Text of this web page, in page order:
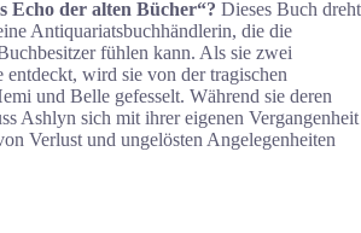
Echo der alten Bücher“? Dieses Buch dreht
Antiquariatsbuchhändlerin, die die
fühlen kann. Als sie zwei
wird sie von der tragischen
und Belle gefesselt. Während sie deren
Ashlyn sich mit ihrer eigenen Vergangenheit
Verlust und ungelösten Angelegenheiten